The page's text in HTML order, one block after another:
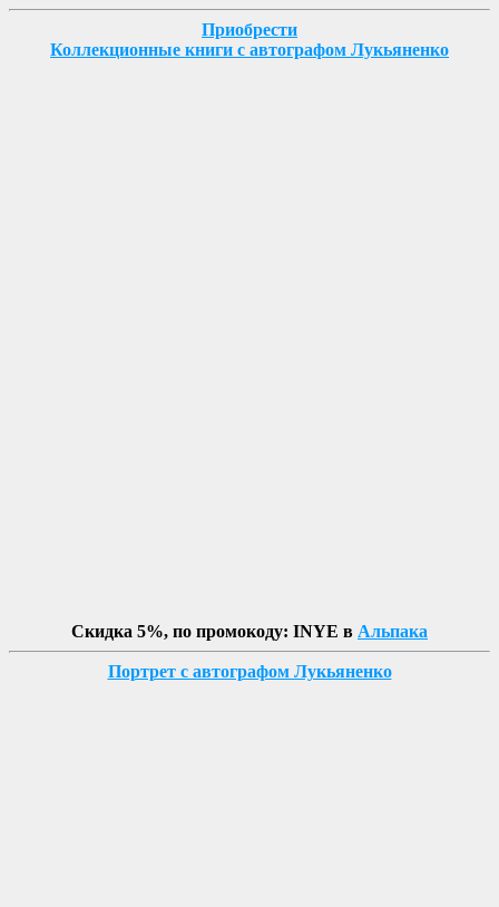
Приобрести
Коллекционные книги с автографом Лукьяненко
Скидка 5%, по промокоду: INYE в Альпака
Портрет с автографом Лукьяненко